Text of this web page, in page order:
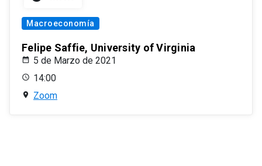
Macroeconomía
Felipe Saffie, University of Virginia
5 de Marzo de 2021
14:00
Zoom